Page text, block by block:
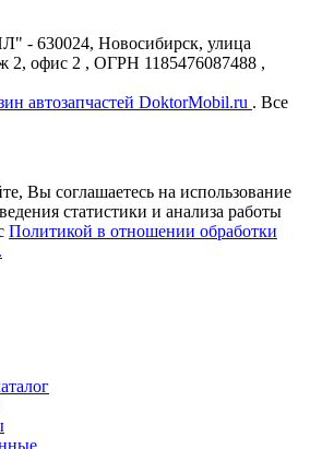
Новосибирск, улица
2, офис 2 , ОГРН 1185476087488 ,
автозапчастей DoktorMobil.ru . Все
Вы соглашаетесь на использование
статистики и анализа работы
Политикой в отношении обработки